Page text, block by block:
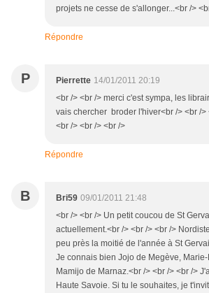
projets ne cesse de s'allonger...<br />
Répondre
P Pierrette 14/01/2011 20:19
<br /> <br /> merci c'est sympa, les
vais chercher broder l'hiver<br /> <br />
<br /> <br /> <br />
Répondre
B Bri59 09/01/2011 21:48
<br /> <br /> Un petit coucou de St
actuellement.<br /> <br /> <br />
peu près la moitié de l'année à St
Je connais bien Jojo de Megève,
Mamijo de Marnaz.<br /> <br /> <br />
Haute Savoie. Si tu le souhaites, je